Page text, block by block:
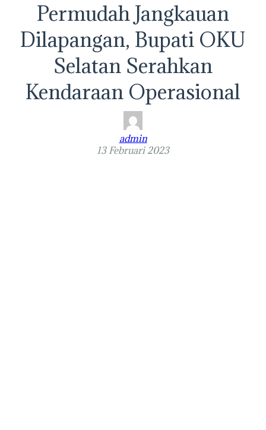
Permudah Jangkauan
Dilapangan, Bupati OKU
Selatan Serahkan
Kendaraan Operasional
admin
13 Februari 2023